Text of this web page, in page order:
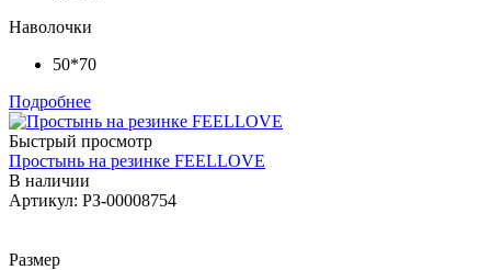
Наволочки
50*70
Подробнее
Быстрый просмотр
Простынь на резинке FEELLOVE
В наличии
Артикул: РЗ-00008754
Размер